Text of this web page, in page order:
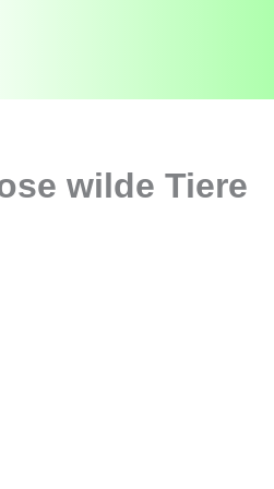
wilde Tiere